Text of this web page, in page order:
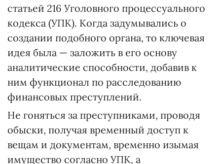
статьей 216 Уголовного процессуального
кодекса (УПК). Когда задумывались о
создании подобного органа, то ключевая
идея была — заложить в его основу
аналитические способности, добавив к
ним функционал по расследованию
финансовых преступлений.
Не гоняться за преступниками, проводя
обыски, получая временный доступ к
вещам и документам, временно изымая
имущество согласно УПК, а